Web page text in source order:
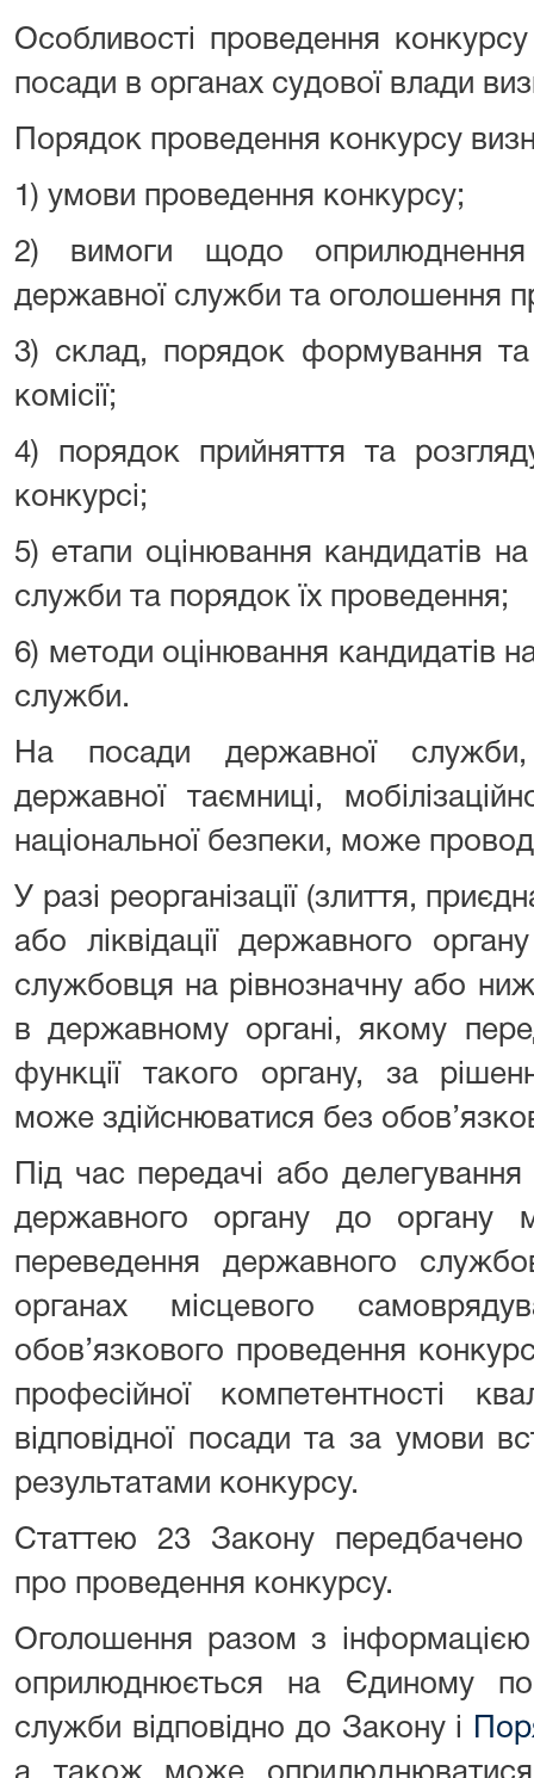
Особливості проведення
посади в органах судової влади
Порядок проведення конкурсу
1) умови проведення конкурсу;
2) вимоги щодо оприлюднення
державної служби та оголошення
3) склад, порядок формування та
комісії;
4) порядок прийняття та
конкурсі;
5) етапи оцінювання кандидатів
служби та порядок їх проведення;
6) методи оцінювання кандидатів
служби.
На посади державної
державної таємниці,
національної безпеки, може
У разі реорганізації (злиття,
або ліквідації державного
службовця на рівнозначну або
в державному органі, якому
функції такого органу, за
може здійснюватися без
Під час передачі або
державного органу до органу
переведення державного
органах місцевого
обов’язкового проведення
професійної компетентності
відповідної посади та за умови
результатами конкурсу.
Статтею 23 Закону передбачено
про проведення конкурсу.
Оголошення разом з
оприлюднюється на Єдиному
служби відповідно до Закону і